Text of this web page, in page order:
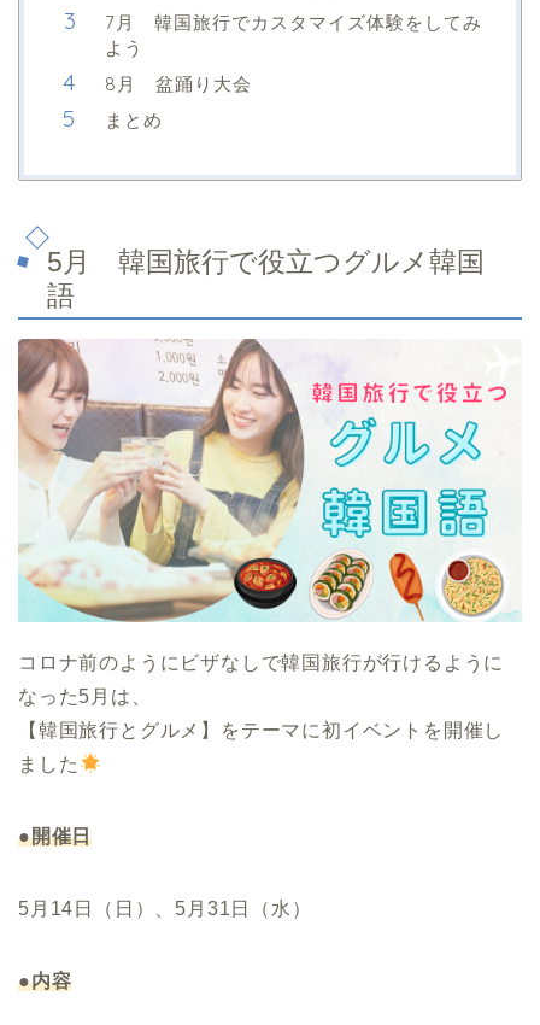
7月 韓国旅行でカスタマイズ体験をしてみ
よう
8月 盆踊り大会
まとめ
5月 韓国旅行で役立つグルメ韓国
語
コロナ前のようにビザなしで韓国旅行が行けるように
なった5月は、
【韓国旅行とグルメ】をテーマに初イベントを開催し
ました
●開催日
5月14日（日）、5月31日（水）
●内容